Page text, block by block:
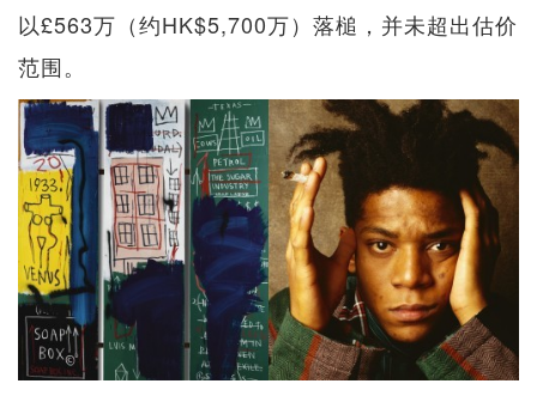
以£563万（约HK$5,700万）落槌，并未超出估价
范围。